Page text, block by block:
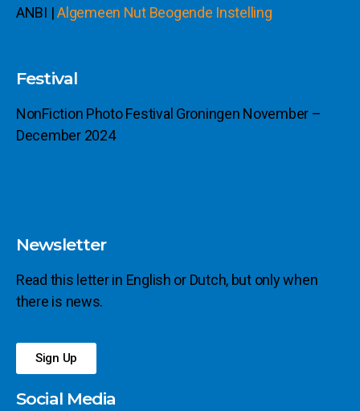
ANBI |Algemeen Nut Beogende Instelling
Festival
NonFiction Photo Festival Groningen November –
December 2024
Newsletter
Read this letter in English or Dutch, but only when
there is news.
Sign Up
Social Media